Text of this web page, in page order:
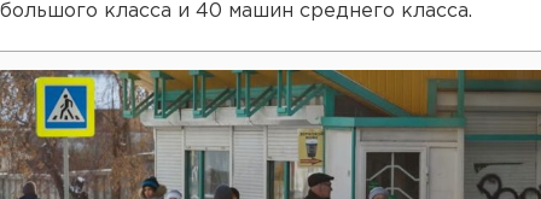
большого класса и 40 машин среднего класса.